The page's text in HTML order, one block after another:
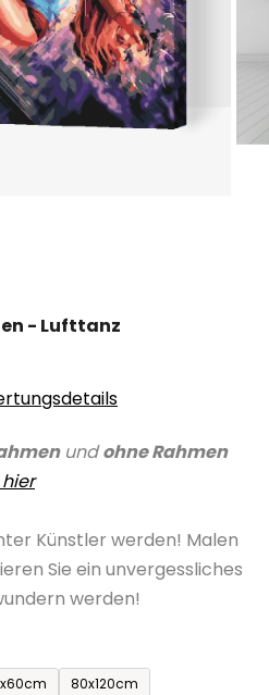
undohne Rahmen
Künstler werden! Malen
Sie ein unvergessliches
werden!
80x120cm
- Lufttanz